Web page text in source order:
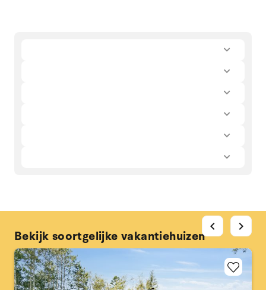
Bekijk soortgelijke vakantiehuizen
chevron_left chevron_right